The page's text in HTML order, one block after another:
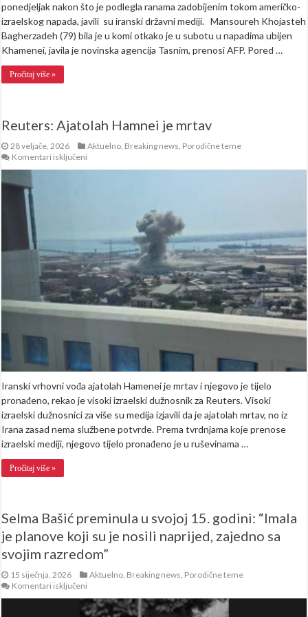
ponedjeljak nakon što je podlegla ranama zadobijenim tokom američko-
izraelskog napada, javili su iranski državni mediji. Mansoureh Khojasteh
Bagherzadeh (79) bila je u komi otkako je u subotu u napadima ubijen
Khamenei, javila je novinska agencija Tasnim, prenosi AFP. Pored …
Pročitaj više »
Reuters: Ajatolah Hamnei je mrtav
28 veljače, 2026 Aktuelno Breaking news Porodične teme
Komentari isključeni
Iranski vrhovni vođa ajatolah Hamenei je mrtav i njegovo je tijelo
pronađeno, rekao je visoki izraelski dužnosnik za Reuters. Visoki
izraelski dužnosnici za više su medija izjavili da je ajatolah mrtav, no iz
Irana zasad nema službene potvrde. Prema tvrdnjama koje prenose
izraelski mediji, njegovo tijelo pronađeno je u ruševinama …
Pročitaj više »
Selma Bašić preminula u svojoj 15. godini: “Imala
je planove koji su je nosili naprijed, zajedno sa
svojim razredom”
15 siječnja, 2026 Aktuelno Breaking news Porodične teme
Komentari isključeni
Bašić